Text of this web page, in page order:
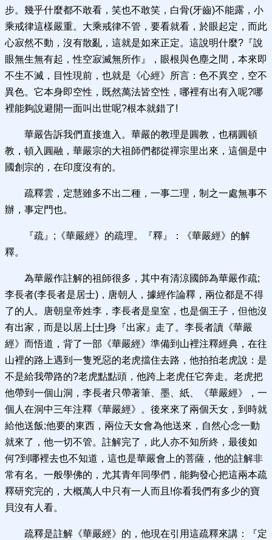
步。幾乎什麼都不敢看，笑也不敢笑，白骨(牙齒)不能露，小
乘戒律這樣嚴重。大乘戒律不管，要看就看，於眼起定，而此
心寂然不動，沒有散亂，這就是如來正定。這說明什麼?『說
眼無生無有起，性空寂滅無所作』，眼根與色塵之間，本來即
不生不滅，目性現前，也就是《心經》所言：色不異空，空不
異色。它本身即空性，既然萬法皆空性，哪裡有出有入呢?哪
裡能夠說避開一面叫出世呢?根本就錯了!
華嚴告訴我們直接進入。華嚴的教理是圓教，也稱圓頓
教，頓入圓融，華嚴宗的大祖師們都從禪宗里出來，這個是中
國創宗的，在印度沒有的。
疏釋雲，定慧雖多不出二種，一事二理，制之一處無事不
辦，事定門也。
『疏』;《華嚴經》的疏理。『釋』：《華嚴經》的解
釋。
為華嚴作註解的祖師很多，其中有清涼國師為華嚴作疏;
李長者(李長者是居士)，唐朝人，據經作論釋，兩位都是不得
了的人。唐朝皇帝姓李，李長者是皇室，也是個王子，但他沒
有出家，而是以居上[士]身『出家』走了。李長者讀《華嚴
經》而悟道，背了一部《華嚴經》準備到山裡注釋經典，在往
山裡的路上遇到一隻兇惡的老虎擋住去路，他拍拍老虎說：是
不是給我帶路的?老虎點點頭，他跨上老虎任它奔走。老虎把
他帶到一個山洞，李長者只帶著筆、墨、紙、《華嚴經》，一
個人在洞中三年注釋《華嚴經》。後來來了兩個天女，到時就
給他送飯;他要的東西，兩位天女會為他送來，自然心念一動
就來了，他一切不管。註解完了，此人亦不知所終，最後如
何?到哪裡去也不知道，這也是華嚴會上的菩薩，他的註解非
常有名。一般學佛的，尤其青年同學們，能夠發心把這兩本疏
釋研究完的，大概萬人中只有一人而且!你看我們有多少的寶
貝沒有人看。
疏釋是註解《華嚴經》的，他現在引用這疏釋來講：『定